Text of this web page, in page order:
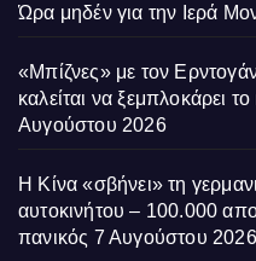
Ώρα μηδέν για την Ιερά
«Μπίζνες» με τον
καλείται να ξεμπλοκάρει
Αυγούστου 2026
Η Κίνα «σβήνει» τη
αυτοκινήτου – 100.000
πανικός 7 Αυγούστου 2026